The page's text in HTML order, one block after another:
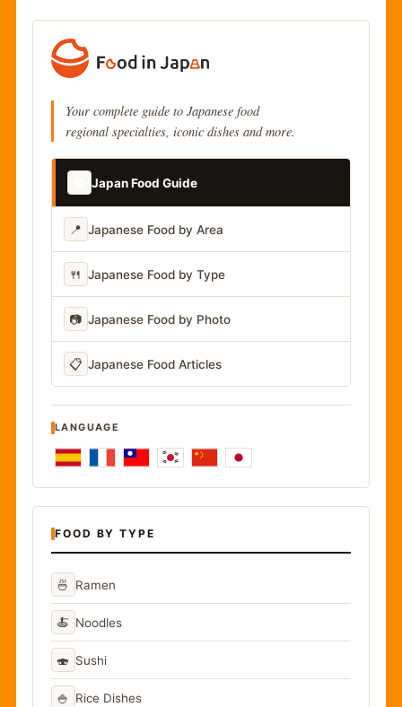
Your complete guide to Japanese food
regional specialties, iconic dishes and more.
Japan Food Guide
📍 Japanese Food by Area
🍴 Japanese Food by Type
📷 Japanese Food by Photo
📋 Japanese Food Articles
LANGUAGE
FOOD BY TYPE
🍜 Ramen
🍝 Noodles
🍣 Sushi
🍚 Rice Dishes